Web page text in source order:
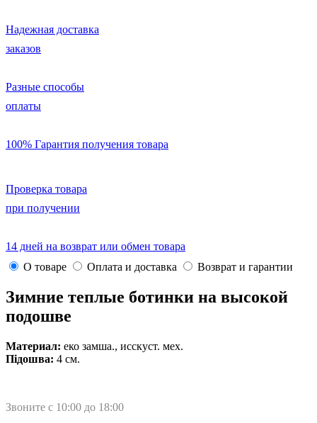
Надежная доставка
заказов
Разные способы
оплаты
100% Гарантия получения товара
Проверка товара
при получении
14 дней на возврат или обмен товара
О товаре
Оплата и доставка Возврат и гарантии
Зимние теплые ботинки на высокой
подошве
Материал: еко замша., исскуст. мех.
Підошва: 4 см.
Звоните с 10:00 до 18:00